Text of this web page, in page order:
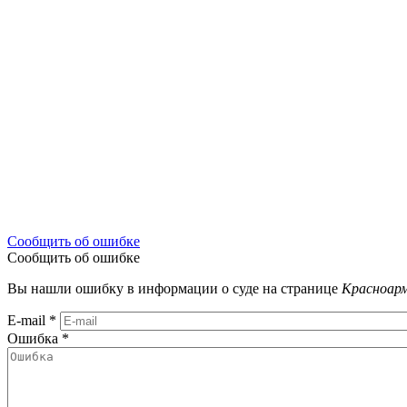
Сообщить об ошибке
Сообщить об ошибке
Вы нашли ошибку в информации о суде на странице
E-mail *
Ошибка *